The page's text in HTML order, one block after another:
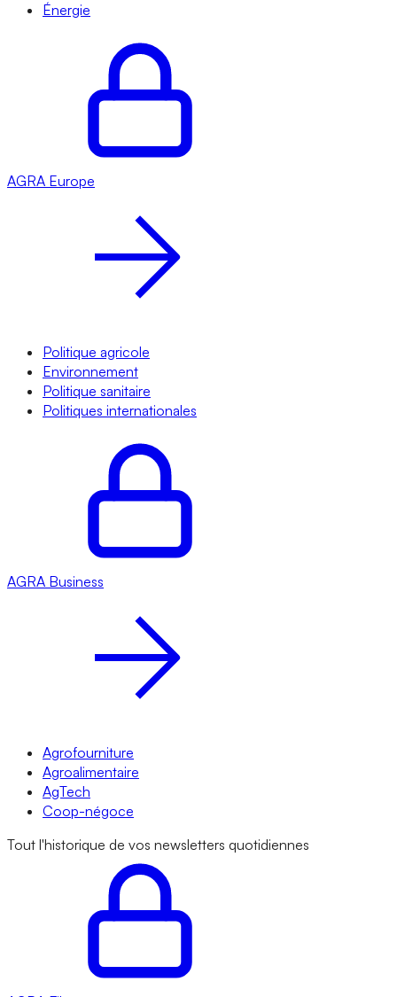
Énergie
AGRA Europe
Politique agricole
Environnement
Politique sanitaire
Politiques internationales
AGRA Business
Agrofourniture
Agroalimentaire
AgTech
Coop-négoce
Tout l'historique de vos newsletters quotidiennes